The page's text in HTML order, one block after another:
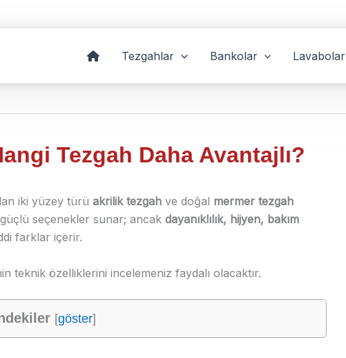
Tezgahlar Bankolar Lavabolar
Tezgah Daha Avantajlı?
iki yüzey türü akrilik tezgah ve doğal mermer tezgah
seçenekler sunar; ancak dayanıklılık, hijyen, bakım
farklar içerir.
teknik özelliklerini incelemeniz faydalı olacaktır.
[göster]